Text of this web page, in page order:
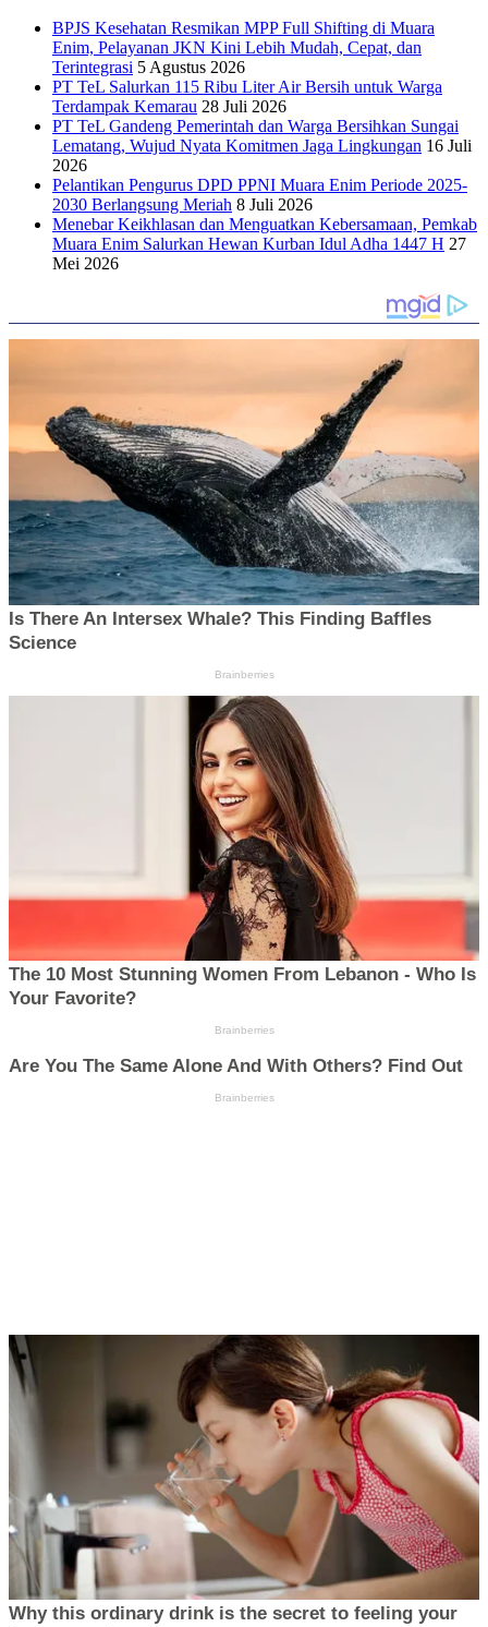
BPJS Kesehatan Resmikan MPP Full Shifting di Muara
Enim, Pelayanan JKN Kini Lebih Mudah, Cepat, dan
Terintegrasi 5 Agustus 2026
PT TeL Salurkan 115 Ribu Liter Air Bersih untuk Warga
Terdampak Kemarau 28 Juli 2026
PT TeL Gandeng Pemerintah dan Warga Bersihkan Sungai
Lematang, Wujud Nyata Komitmen Jaga Lingkungan 16 Juli
2026
Pelantikan Pengurus DPD PPNI Muara Enim Periode 2025-
2030 Berlangsung Meriah 8 Juli 2026
Menebar Keikhlasan dan Menguatkan Kebersamaan, Pemkab
Muara Enim Salurkan Hewan Kurban Idul Adha 1447 H 27
Mei 2026